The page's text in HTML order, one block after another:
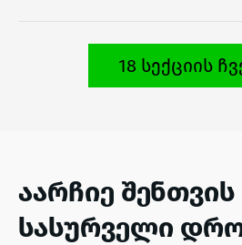
18 სექციის
აარჩიე შენთვის
სასურველი